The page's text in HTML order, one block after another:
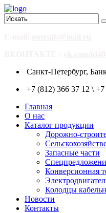
Санкт-Петербург,
+7 (812) 366 37 12 \
Главная
О нас
Каталог продукции
Дорожно-
Запасные части
Конверсионная
Колодцы
Новости
Контакты